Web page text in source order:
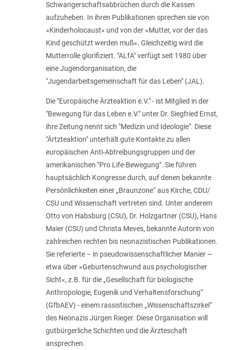
Schwangerschaftsabbrüchen durch die Kassen
aufzuheben. In ihren Publikationen sprechen sie von
»Kinderholocaust« und von der »Mutter, vor der das
Kind geschützt werden muß«. Gleichzeitig wird die
Mutterrolle glorifiziert. "ALfA" verfügt seit 1980 über
eine Jugendorganisation, die
"Jugendarbeitsgemeinschaft für das Leben" (JAL).
Die "Europäische Ärzteaktion e.V." - ist Mitglied in der
"Bewegung für das Leben e.V." unter Dr. Siegfried Ernst,
ihre Zeitung nennt sich "Medizin und Ideologie". Diese
"Ärtzteaktion" unterhält gute Kontakte zu allen
europäischen Anti-Abtreibungsgruppen und der
amerikanischen "Pro Life-Bewegung". Sie führen
hauptsächlich Kongresse durch, auf denen bekannte
Persönlichkeiten einer „Braunzone“ aus Kirche, CDU/
CSU und Wissenschaft vertreten sind. Unter anderem
Otto von Habsburg (CSU), Dr. Holzgartner (CSU), Hans
Maier (CSU) und Christa Meves, bekannte Autorin von
zahlreichen rechten bis neonazistischen Publikationen.
Sie referierte – in pseudowissenschaftlicher Manier —
etwa über »Geburtenschwund aus psychologischer
Sicht«, z.B. für die „Gesellschaft für biologische
Anthropologie, Eugenik und Verhaltensforschung“
(GfbAEV) - einem rassistischen „Wissenschaftszirkel“
des Neonazis Jürgen Rieger. Diese Organisation will
gutbürgerliche Schichten und die Ärzteschaft
ansprechen.